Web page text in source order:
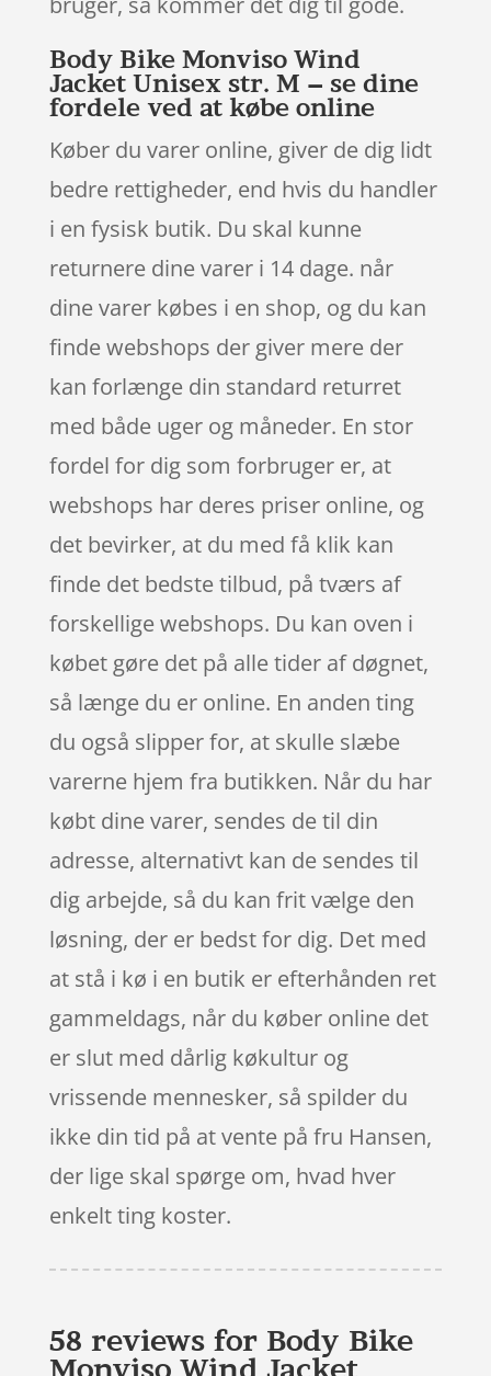
Body Bike Monviso Wind
Jacket Unisex str. M – se dine
fordele ved at købe online
Køber du varer online, giver de dig lidt
bedre rettigheder, end hvis du handler
i en fysisk butik. Du skal kunne
returnere dine varer i 14 dage. når
dine varer købes i en shop, og du kan
finde webshops der giver mere der
kan forlænge din standard returret
med både uger og måneder. En stor
fordel for dig som forbruger er, at
webshops har deres priser online, og
det bevirker, at du med få klik kan
finde det bedste tilbud, på tværs af
forskellige webshops. Du kan oven i
købet gøre det på alle tider af døgnet,
så længe du er online. En anden ting
du også slipper for, at skulle slæbe
varerne hjem fra butikken. Når du har
købt dine varer, sendes de til din
adresse, alternativt kan de sendes til
dig arbejde, så du kan frit vælge den
løsning, der er bedst for dig. Det med
at stå i kø i en butik er efterhånden ret
gammeldags, når du køber online det
er slut med dårlig køkultur og
vrissende mennesker, så spilder du
ikke din tid på at vente på fru Hansen,
der lige skal spørge om, hvad hver
enkelt ting koster.
58 reviews for Body Bike
Monviso Wind Jacket